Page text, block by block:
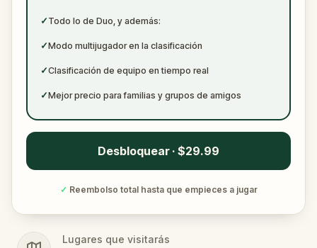
✓ Todo lo de Duo, y además:
✓Modo multijugador en la clasificación
✓Clasificación de equipo en tiempo real
✓Mejor precio para familias y grupos de amigos
Desbloquear · $29.99
✓ Reembolso total hasta que empieces a jugar
Lugares que visitarás